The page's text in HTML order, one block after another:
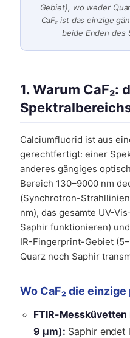
Gebiet), wo weder
CaF₂ ist das einzige
beide Enden des
1. Warum CaF₂:
Calciumfluorid ist aus
gerechtfertigt: einer
anderes gängiges
Bereich 130–9000 nm
(Synchrotron-
nm), das gesamte UV-
Saphir funktionieren)
IR-Fingerprint-Gebiet
Quarz noch Saphir
Wo CaF₂ die
FTIR-
9 µm): Saphir endet